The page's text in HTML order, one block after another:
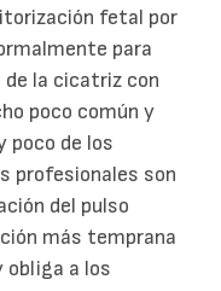
fetal por
para
de la cicatriz con
poco común y
poco de los
profesionales son
del pulso
más temprana
obliga a los